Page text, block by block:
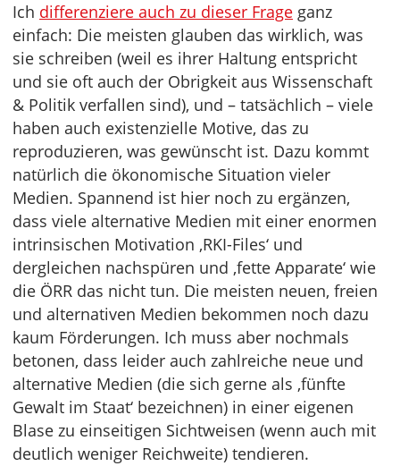
Ich differenziere auch zu dieser Frage ganz
einfach: Die meisten glauben das wirklich, was
sie schreiben (weil es ihrer Haltung entspricht
und sie oft auch der Obrigkeit aus Wissenschaft
& Politik verfallen sind), und – tatsächlich – viele
haben auch existenzielle Motive, das zu
reproduzieren, was gewünscht ist. Dazu kommt
natürlich die ökonomische Situation vieler
Medien. Spannend ist hier noch zu ergänzen,
dass viele alternative Medien mit einer enormen
intrinsischen Motivation ‚RKI-Files‘ und
dergleichen nachspüren und ‚fette Apparate‘ wie
die ÖRR das nicht tun. Die meisten neuen, freien
und alternativen Medien bekommen noch dazu
kaum Förderungen. Ich muss aber nochmals
betonen, dass leider auch zahlreiche neue und
alternative Medien (die sich gerne als ‚fünfte
Gewalt im Staat‘ bezeichnen) in einer eigenen
Blase zu einseitigen Sichtweisen (wenn auch mit
deutlich weniger Reichweite) tendieren.